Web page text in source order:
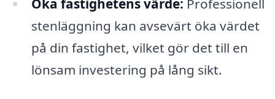
Öka fastighetens värde: Professionell
stenläggning kan avsevärt öka värdet
på din fastighet, vilket gör det till en
lönsam investering på lång sikt.